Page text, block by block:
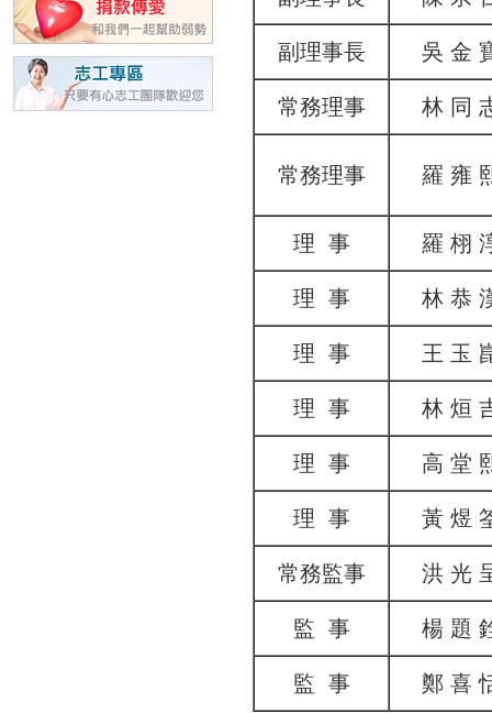
副理事長 吳 金
常務理事 林 同
常務理事 羅 雍
理 事 羅 栩
理 事 林 恭
理 事 王 玉
理 事 林 烜
理 事 高 堂
理 事 黃 煜
常務監事 洪 光
監 事 楊 題
監 事 鄭 喜